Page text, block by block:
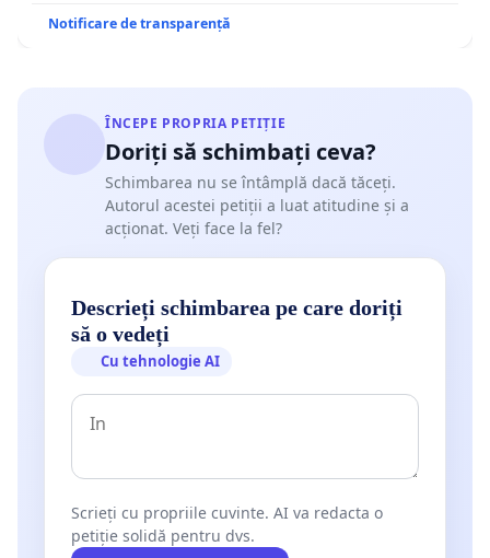
Notificare de transparență
ÎNCEPE PROPRIA PETIȚIE
Doriți să schimbați ceva?
Schimbarea nu se întâmplă dacă tăceți.
Autorul acestei petiții a luat atitudine și a
acționat. Veți face la fel?
Descrieți schimbarea pe care doriți
să o vedeți
Cu tehnologie AI
Scrieți cu propriile cuvinte. AI va redacta o
petiție solidă pentru dvs.